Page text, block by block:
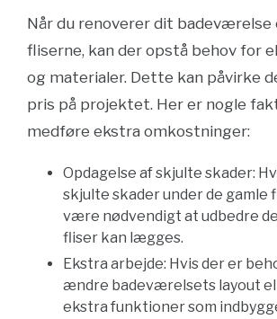
Når du renoverer dit
fliserne, kan der opstå behov for
og materialer. Dette kan påvirke
pris på projektet. Her er nogle
medføre ekstra omkostninger:
Opdagelse af skjulte skader:
skjulte skader under de gamle
være nødvendigt at udbedre
fliser kan lægges.
Ekstra arbejde: Hvis der er
ændre badeværelsets layout
ekstra funktioner som